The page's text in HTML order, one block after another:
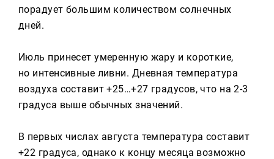
порадует большим количеством солнечных
дней.
Июль принесет умеренную жару и короткие,
но интенсивные ливни. Дневная температура
воздуха составит +25…+27 градусов, что на 2-3
градуса выше обычных значений.
В первых числах августа температура составит
+22 градуса, однако к концу месяца возможно